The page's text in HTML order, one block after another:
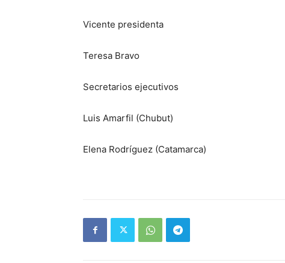
Vicente presidenta
Teresa Bravo
Secretarios ejecutivos
Luis Amarfil (Chubut)
Elena Rodríguez (Catamarca)